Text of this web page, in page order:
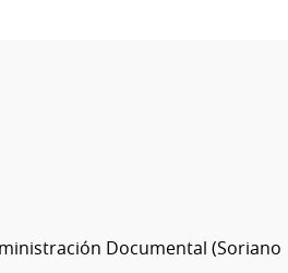
Documental (Soriano